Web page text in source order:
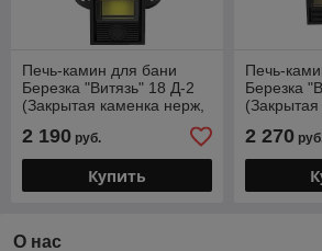
Печь-камин для бани
Березка "Витязь" 18 Д-2
(Закрытая каменка нерж,
2 190 руб.
Купить
Печь-
Березка
2 270
О нас